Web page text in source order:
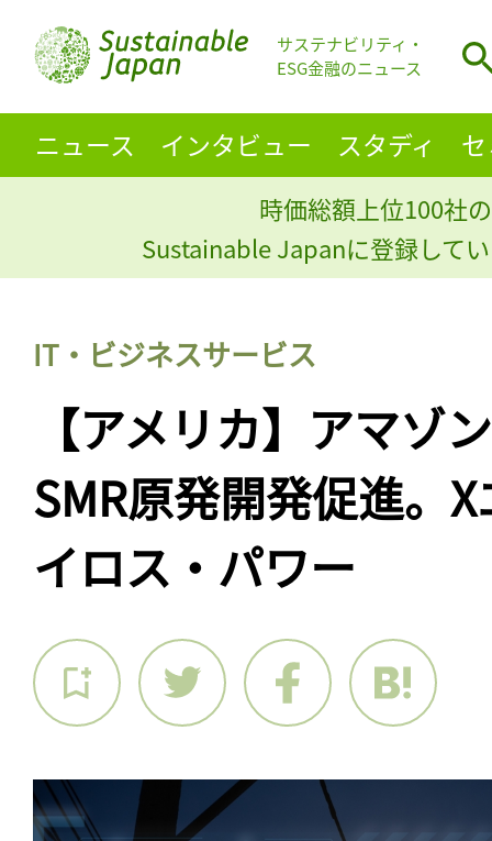
サステナビリティ・
ESG金融のニュース
ニュース インタビュー スタディ
時価総額上位100社
Sustainable Japanに登録して
IT・ビジネスサービス
【アメリカ】アマゾ
SMR原発開発促進。
イロス・パワー